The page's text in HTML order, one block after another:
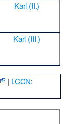
Karl (II.)
Karl (III.)
| LCCN: